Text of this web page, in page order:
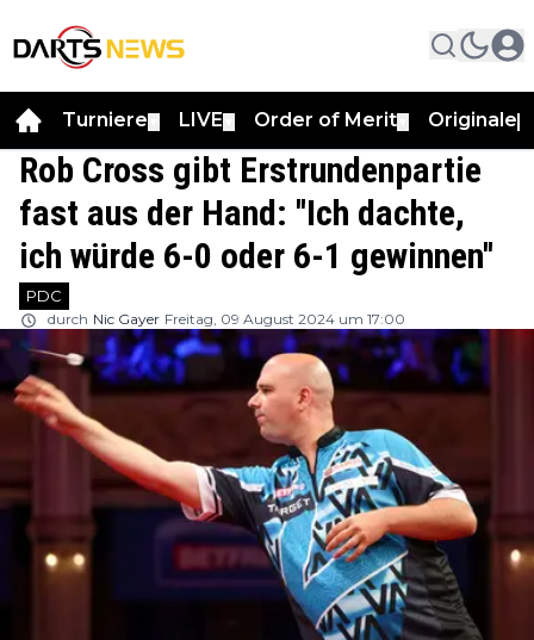
Turniere LIVE Order of Merit Originale
Rob Cross gibt Erstrundenpartie
fast aus der Hand: ''Ich dachte,
ich würde 6-0 oder 6-1 gewinnen''
PDC
durch Nic Gayer Freitag, 09 August 2024 um 17:00